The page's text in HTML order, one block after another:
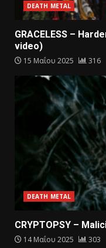
DEATH METAL
GRACELESS –
video)
15 Μαΐου 2025 316
DEATH METAL
CRYPTOPSY –
14 Μαΐου 2025 303